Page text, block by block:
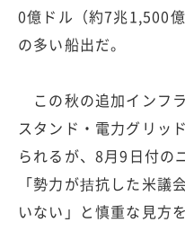
0億ドル（約7兆1,500
の多い船出だ。
この秋の追加インフ
スタンド・電力グリッ
られるが、8月9日付の
「勢力が拮抗した米議
いない」と慎重な見方